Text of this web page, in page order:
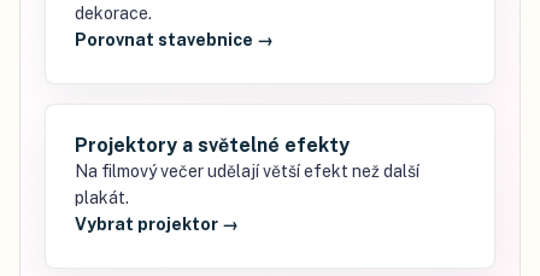
dekorace.
Porovnat stavebnice →
Projektory a světelné efekty
Na filmový večer udělají větší efekt než další
plakát.
Vybrat projektor →